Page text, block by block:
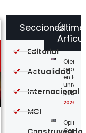
en las
2026-
Secciones
Editorial
Actualidad
Internacional
MCI